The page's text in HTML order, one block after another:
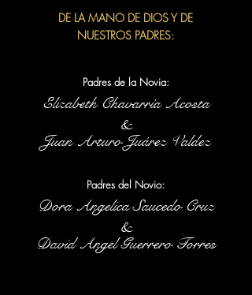
DE LA MANO DE DIOS Y DE
NUESTROS PADRES:
Padres de la Novia:
Elizabeth Chavarría Acosta
&
Juan Arturo Juárez Valdez
Padres del Novio:
Dora Angelica Saucedo Cruz
&
David Angel Guerrero Torres